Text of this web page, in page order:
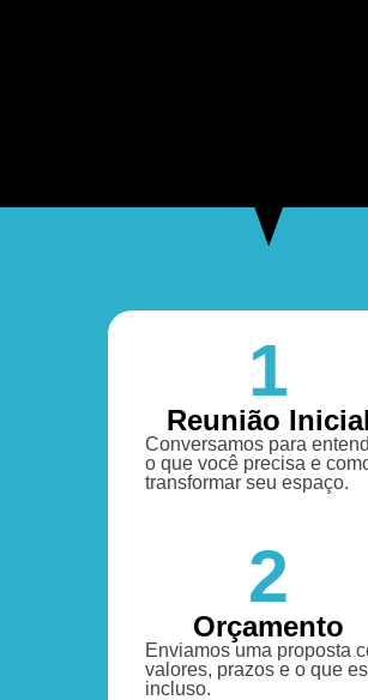
1
Reunião Inicial
Conversamos para
o que você precisa e
transformar seu espaço.
2
Orçamento
Enviamos uma proposta
valores, prazos e o que
incluso.